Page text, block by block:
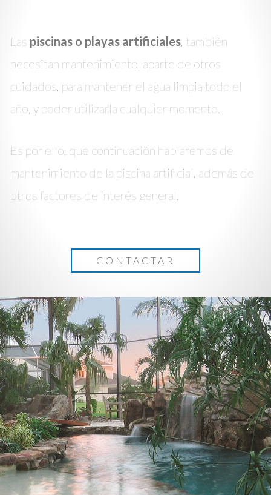
Las piscinas o playas artificiales , también
necesitan mantenimiento, aparte de otros
cuidados, para mantener el agua limpia todo el
año, y poder utilizarla cualquier momento.
Es por ello, que continuación hablaremos de
mantenimiento de la piscina artificial, además de
otros factores de interés general.
CONTACTAR